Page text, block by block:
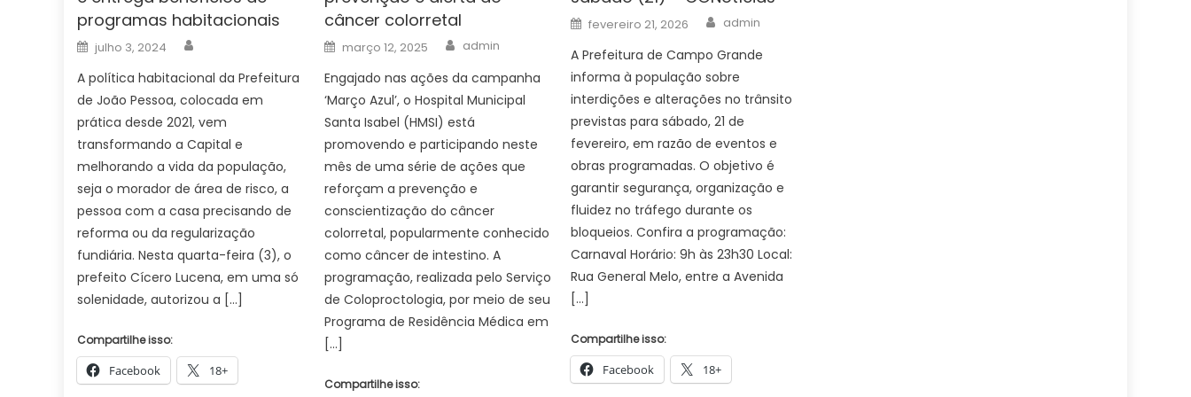
DO
MUNICÍPIO
BONITO/MS.
–
Prefeitura
Municipal
de
Bonito
programas habitacionais
Posted
on
julho 3, 2024
A política habitacional da Prefeitura
de João Pessoa, colocada em
prática desde 2021, vem
transformando a Capital e
melhorando a vida da população,
seja o morador de área de risco, a
pessoa com a casa precisando de
reforma ou da regularização
fundiária. Nesta quarta-feira (3), o
prefeito Cícero Lucena, em uma só
solenidade, autorizou a […]
Compartilhe isso:
Facebook 18+
câncer colorretal
Posted
on
março 12, 2025 Author
admin
Engajado nas ações da campanha
‘Março Azul’, o Hospital Municipal
Santa Isabel (HMSI) está
promovendo e participando neste
mês de uma série de ações que
reforçam a prevenção e
conscientização do câncer
colorretal, popularmente conhecido
como câncer de intestino. A
programação, realizada pelo Serviço
de Coloproctologia, por meio de seu
Programa de Residência Médica em
[…]
Compartilhe isso:
Posted
on
fevereiro 21, 2026 Author
admin
A Prefeitura de Campo Grande
informa à população sobre
interdições e alterações no trânsito
previstas para sábado, 21 de
fevereiro, em razão de eventos e
obras programadas. O objetivo é
garantir segurança, organização e
fluidez no tráfego durante os
bloqueios. Confira a programação:
Carnaval Horário: 9h às 23h30 Local:
Rua General Melo, entre a Avenida
[…]
Compartilhe isso:
Facebook 18+